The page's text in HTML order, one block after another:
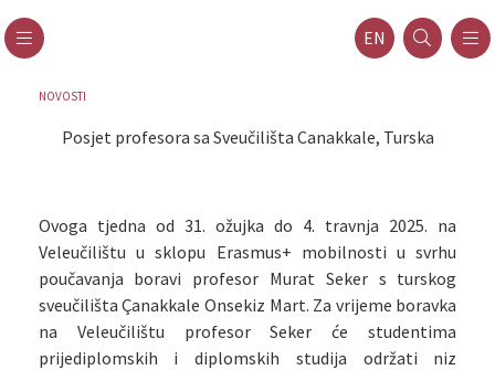
EN
NOVOSTI
Posjet profesora sa Sveučilišta Canakkale, Turska
Ovoga tjedna od 31. ožujka do 4. travnja 2025. na
Veleučilištu u sklopu Erasmus+ mobilnosti u svrhu
poučavanja boravi profesor Murat Seker s turskog
sveučilišta Çanakkale Onsekiz Mart. Za vrijeme boravka
na Veleučilištu profesor Seker će studentima
prijediplomskih i diplomskih studija održati niz